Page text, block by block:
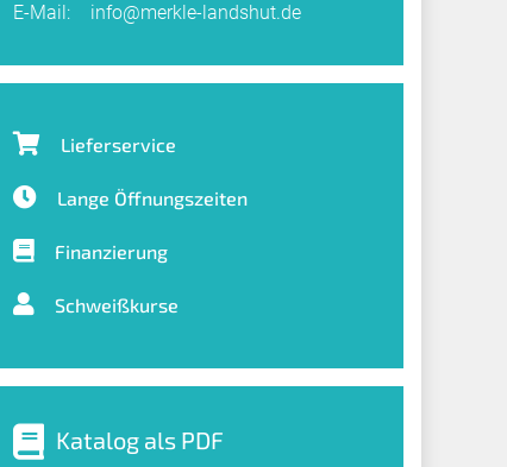
E-Mail:
info@merkle-landshut.de
Lieferservice
Lange Öffnungszeiten
Finanzierung
Schweißkurse
Katalog als PDF